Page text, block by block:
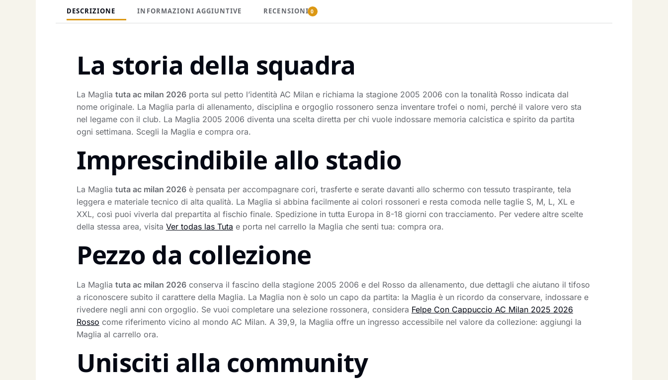
DESCRIZIONE INFORMAZIONI AGGIUNTIVE RECENSIONI 0
La storia della squadra
La Maglia tuta ac milan 2026porta sul petto l’identità AC Milan e richiama la stagione 2005 2006 con la tonalità Rosso indicata dal
nome originale. La Maglia parla di allenamento, disciplina e orgoglio rossonero senza inventare trofei o nomi, perché il valore vero sta
nel legame con il club. La Maglia 2005 2006 diventa una scelta diretta per chi vuole indossare memoria calcistica e spirito da partita
ogni settimana. Scegli la Maglia e compra ora.
Imprescindibile allo stadio
La Maglia tuta ac milan 2026è pensata per accompagnare cori, trasferte e serate davanti allo schermo con tessuto traspirante, tela
leggera e materiale tecnico di alta qualità. La Maglia si abbina facilmente ai colori rossoneri e resta comoda nelle taglie S, M, L, XL e
XXL, così puoi viverla dal prepartita al fischio finale. Spedizione in tutta Europa in 8-18 giorni con tracciamento. Per vedere altre scelte
della stessa area, visita Ver todas las Tuta e porta nel carrello la Maglia che senti tua: compra ora.
Pezzo da collezione
La Maglia tuta ac milan 2026conserva il fascino della stagione 2005 2006 e del Rosso da allenamento, due dettagli che aiutano il tifoso
a riconoscere subito il carattere della Maglia. La Maglia non è solo un capo da partita: la Maglia è un ricordo da conservare, indossare e
rivedere negli anni con orgoglio. Se vuoi completare una selezione rossonera, considera Felpe Con Cappuccio AC Milan 2025 2026
Rosso come riferimento vicino al mondo AC Milan. A 39,9, la Maglia offre un ingresso accessibile nel valore da collezione: aggiungi la
Maglia al carrello ora.
Unisciti alla community